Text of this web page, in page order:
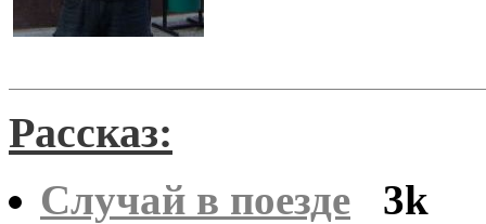
Рассказ:
Случай в поезде 3k